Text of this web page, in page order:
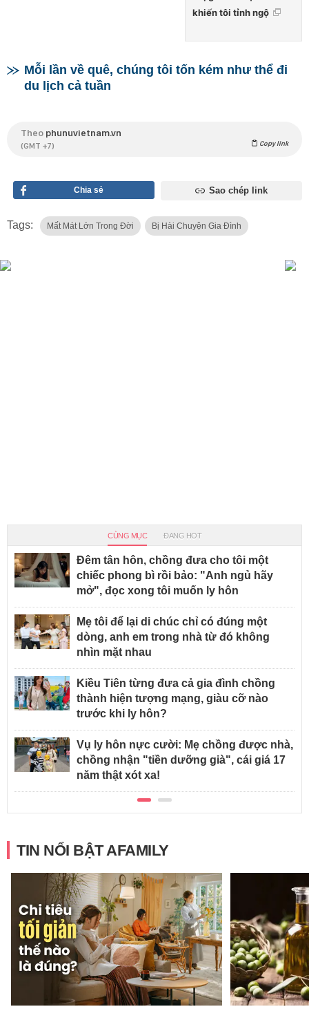
khiến tôi tỉnh ngộ
Mỗi lần về quê, chúng tôi tốn kém như thể đi
du lịch cả tuần
Theo phunuvietnam.vn
(GMT +7) Copy link
Chia sẻ Sao chép link
Tags: Mất Mát Lớn Trong Đời Bị Hài Chuyện Gia Đình
CÙNG MỤC ĐANG HOT
Đêm tân hôn, chồng đưa cho tôi một
chiếc phong bì rồi bảo: "Anh ngủ hãy
mở", đọc xong tôi muốn ly hôn
Mẹ tôi để lại di chúc chỉ có đúng một
dòng, anh em trong nhà từ đó không
nhìn mặt nhau
Kiều Tiên từng đưa cả gia đình chồng
thành hiện tượng mạng, giàu cỡ nào
trước khi ly hôn?
Vụ ly hôn nực cười: Mẹ chồng được nhà,
chồng nhận "tiền dưỡng già", cái giá 17
năm thật xót xa!
TIN NỔI BẬT AFAMILY